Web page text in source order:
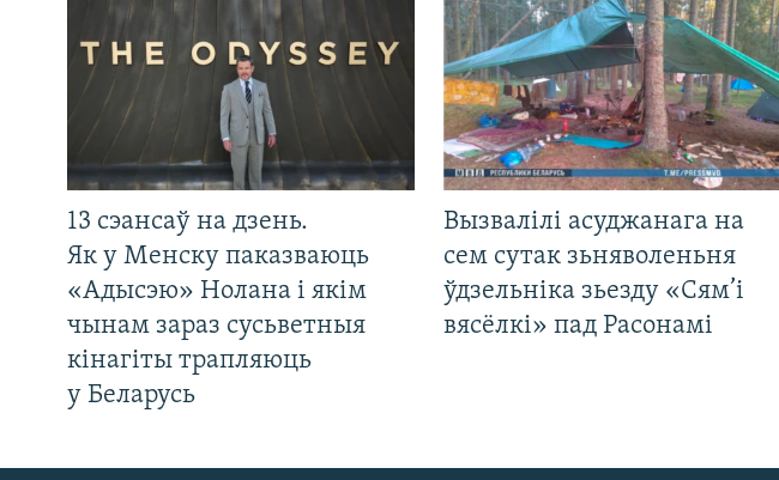
13 сэансаў на дзень.
Як у Менску паказваюць
«Адысэю» Нолана і якім
чынам зараз сусьветныя
кінагіты трапляюць
у Беларусь
Вызвалілі асуджанага на
сем сутак зьняволеньня
ўдзельніка зьезду «Сям’і
вясёлкі» пад Расонамі